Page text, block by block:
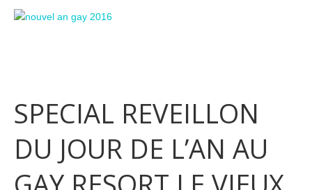
SPECIAL REVEILLON
DU JOUR DE L’AN AU